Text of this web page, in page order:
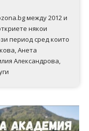
между 2012 и
някои
период сред които
Анета
Александрова,